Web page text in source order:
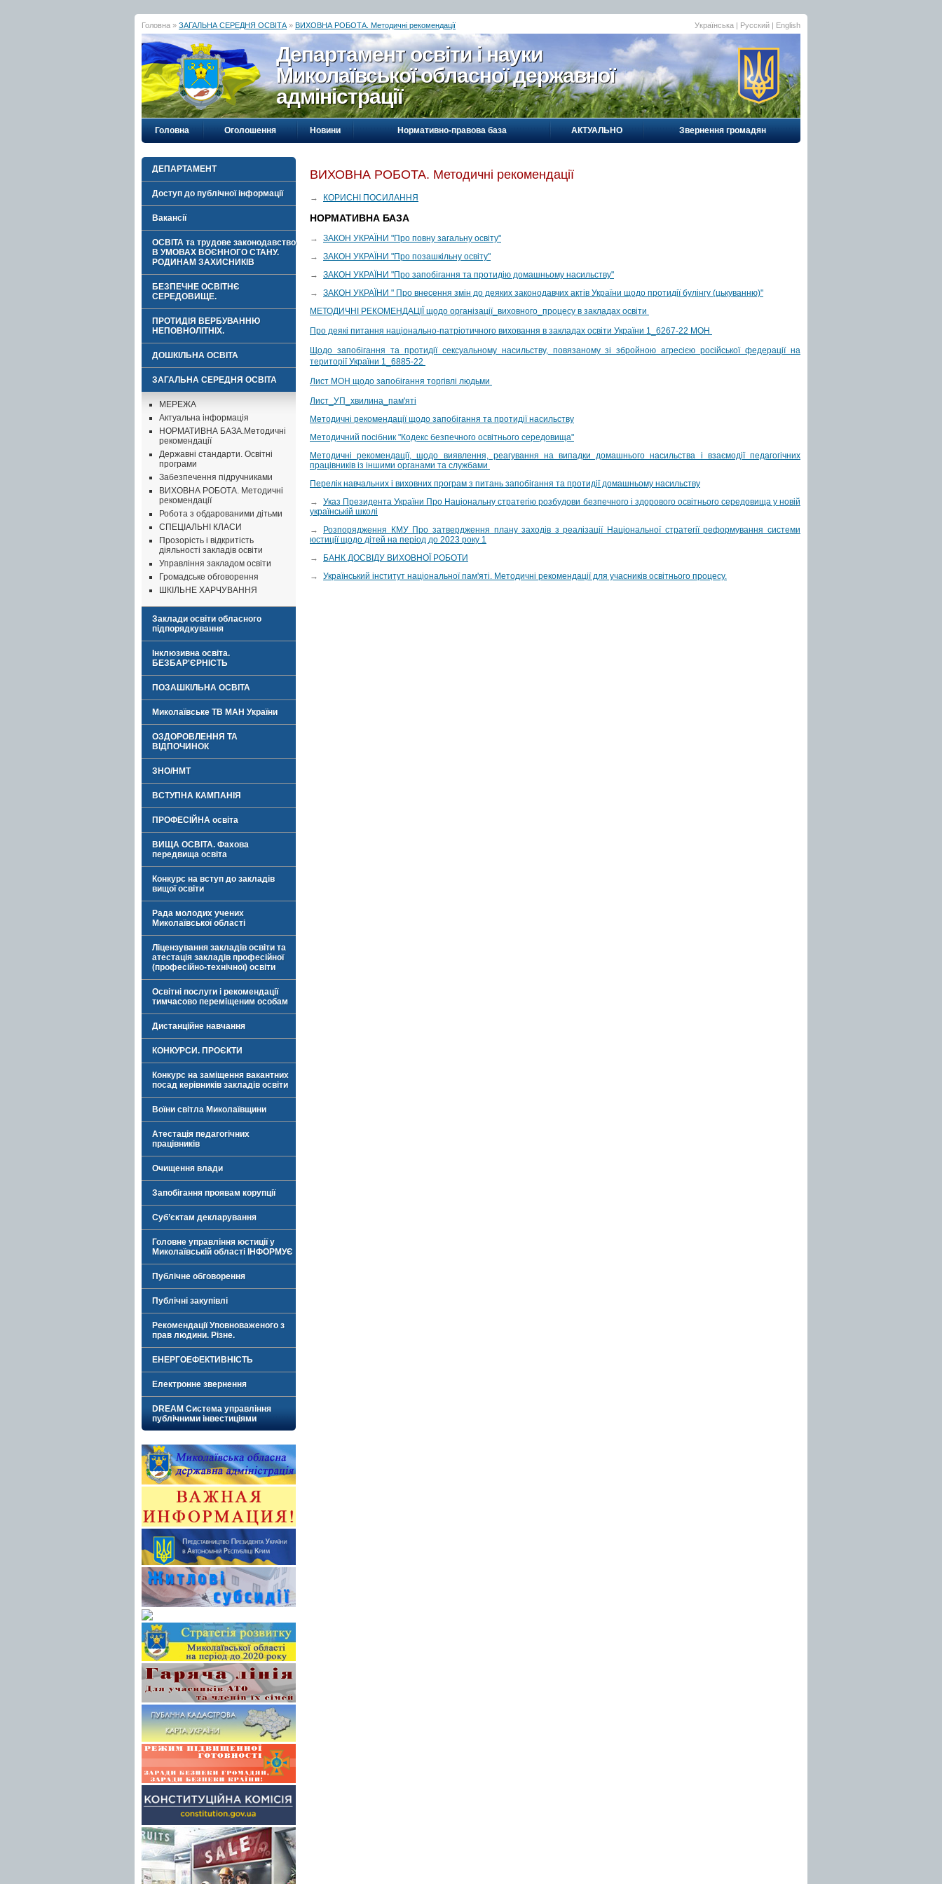
Головна » ЗАГАЛЬНА СЕРЕДНЯ ОСВІТА » ВИХОВНА РОБОТА. Методичні рекомендації Українська | Русский | English
Департамент освіти і науки
Миколаївської обласної державної
адміністрації
Головна Оголошення Новини Нормативно-правова база АКТУАЛЬНО Звернення громадян
ДЕПАРТАМЕНТ
Доступ до публічної інформації
Вакансії
ОСВІТА та трудове законодавство
В УМОВАХ ВОЄННОГО СТАНУ.
РОДИНАМ ЗАХИСНИКІВ
БЕЗПЕЧНЕ ОСВІТНЄ
СЕРЕДОВИЩЕ.
ПРОТИДІЯ ВЕРБУВАННЮ
НЕПОВНОЛІТНІХ.
ДОШКІЛЬНА ОСВІТА
ЗАГАЛЬНА СЕРЕДНЯ ОСВІТА
МЕРЕЖА
Актуальна інформація
НОРМАТИВНА БАЗА.Методичні
рекомендації
Державні стандарти. Освітні
програми
Забезпечення підручниками
ВИХОВНА РОБОТА. Методичні
рекомендації
Робота з обдарованими дітьми
СПЕЦІАЛЬНІ КЛАСИ
Прозорість і відкритість
діяльності закладів освіти
Управління закладом освіти
Громадське обговорення
ШКІЛЬНЕ ХАРЧУВАННЯ
Заклади освіти обласного
підпорядкування
Інклюзивна освіта.
БЕЗБАР'ЄРНІСТЬ
ПОЗАШКІЛЬНА ОСВІТА
Миколаївське ТВ МАН України
ОЗДОРОВЛЕННЯ ТА
ВІДПОЧИНОК
ЗНО/НМТ
ВСТУПНА КАМПАНІЯ
ПРОФЕСІЙНА освіта
ВИЩА ОСВІТА. Фахова
передвища освіта
Конкурс на вступ до закладів
вищої освіти
Рада молодих учених
Миколаївської області
Ліцензування закладів освіти та
атестація закладів професійної
(професійно-технічної) освіти
Освітні послуги і рекомендації
тимчасово переміщеним особам
Дистанційне навчання
КОНКУРСИ. ПРОЄКТИ
Конкурс на заміщення вакантних
посад керівників закладів освіти
Воїни світла Миколаївщини
Атестація педагогічних
працівників
Очищення влади
Запобігання проявам корупції
Суб’єктам декларування
Головне управління юстиції у
Миколаївській області ІНФОРМУЄ
Публічне обговорення
Публічні закупівлі
Рекомендації Уповноваженого з
прав людини. Різне.
ЕНЕРГОЕФЕКТИВНІСТЬ
Електронне звернення
DREAM Система управління
публічними інвестиціями
ВИХОВНА РОБОТА. Методичні рекомендації
→ КОРИСНІ ПОСИЛАННЯ
НОРМАТИВНА БАЗА
→
ЗАКОН УКРАЇНИ "Про повну загальну освіту"
→
ЗАКОН УКРАЇНИ "Про позашкільну освіту"
→
ЗАКОН УКРАЇНИ "Про запобігання та протидію домашньому насильству"
→
ЗАКОН УКРАЇНИ " Про внесення змін до деяких законодавчих актів України щодо протидії булінгу (цькуванню)"
МЕТОДИЧНІ РЕКОМЕНДАЦІЇ щодо організації_виховного_процесу в закладах освіти
Про деякі питання національно-патріотичного виховання в закладах освіти України 1_6267-22 МОН
Щодо запобігання та протидії сексуальному насильству, повязаному зі збройною агресією російської федерації на
території України 1_6885-22
Лист МОН щодо запобігання торгівлі людьми
Лист_УП_хвилина_пам'яті
Методичні рекомендації щодо запобігання та протидії насильству
Методичний посібник "Кодекс безпечного освітнього середовища"
Методичні рекомендації, щодо виявлення, реагування на випадки домашнього насильства і взаємодії педагогічних
працівників із іншими органами та службами
Перелік навчальних і виховних програм з питань запобігання та протидії домашньому насильству
→
Указ Президента України Про Національну стратегію розбудови безпечного і здорового освітнього середовища у новій
українській школі
→
Розпорядження КМУ Про затвердження плану заходів з реалізації Національної стратегії реформування системи
юстиції щодо дітей на період до 2023 року 1
→
БАНК ДОСВІДУ ВИХОВНОЇ РОБОТИ
→
Український інститут національної пам'яті. Методичні рекомендації для учасників освітнього процесу.